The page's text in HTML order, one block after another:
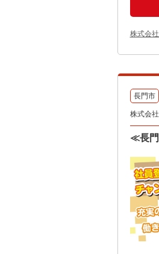
株式会
長門市
株式会
≪長門